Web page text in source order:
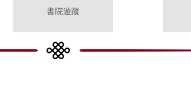
書院遊蹤